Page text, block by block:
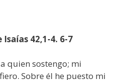
42,1-4. 6-7
quien sostengo; mi
Sobre él he puesto mi